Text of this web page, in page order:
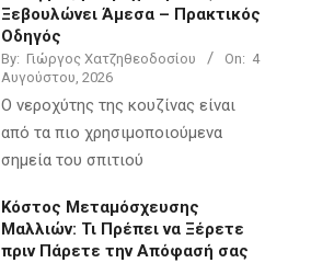
Ξεβουλώνει Άμεσα – Πρακτικός
Οδηγός
By: Γιώργος Χατζηθεοδοσίου On: 4
Αυγούστου, 2026
Ο νεροχύτης της κουζίνας είναι
από τα πιο χρησιμοποιούμενα
σημεία του σπιτιού
Κόστος Μεταμόσχευσης
Μαλλιών: Τι Πρέπει να Ξέρετε
πριν Πάρετε την Απόφασή σας